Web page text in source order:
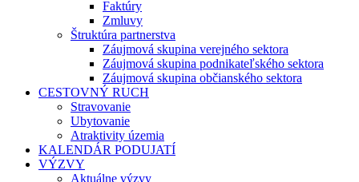
Faktúry
Zmluvy
Štruktúra partnerstva
Záujmová skupina verejného sektora
Záujmová skupina podnikateľského sektora
Záujmová skupina občianského sektora
CESTOVNÝ RUCH
Stravovanie
Ubytovanie
Atraktivity územia
KALENDÁR PODUJATÍ
VÝZVY
Aktuálne výzvy